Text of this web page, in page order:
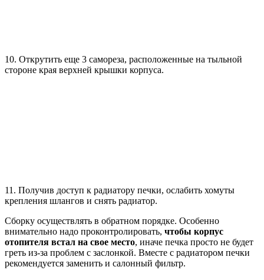
10. Открутить еще 3 самореза, расположенные на тыльной
стороне края верхней крышки корпуса.
11. Получив доступ к радиатору печки, ослабить хомуты
крепления шлангов и снять радиатор.
Сборку осуществлять в обратном порядке. Особенно
внимательно надо проконтролировать, чтобы корпус
отопителя встал на свое место, иначе печка просто не будет
греть из-за проблем с заслонкой. Вместе с радиатором печки
рекомендуется заменить и салонный фильтр.